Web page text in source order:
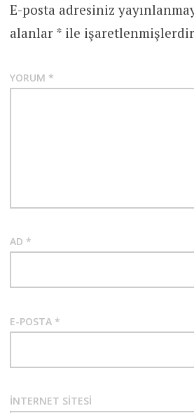
E-posta adresiniz
alanlar *ile işaretlenmişlerdir
YORUM *
AD *
E-POSTA *
İNTERNET SITESI